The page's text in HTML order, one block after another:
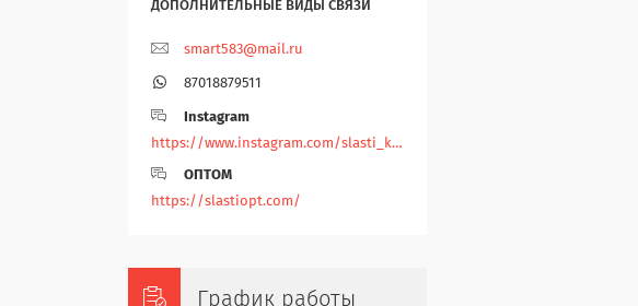
smart583@mail.ru
87018879511
Instagram
https://www.instagram.com/slasti_kz/
ОПТОМ
https://slastiopt.com/
График работы